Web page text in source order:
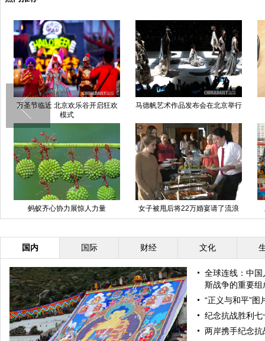
万圣节临近 北京欢乐谷开启狂欢
模式
马德帆艺术作品发布会在北京举行
蚂蚁齐心协力展惊人力量
女子被甩后将22万婚宴请了流浪
汉
国内 国际 财经 文化
全球连线：中
斯战争的重要组
“正义与和平”图
纪念抗战胜利
两岸携手纪念